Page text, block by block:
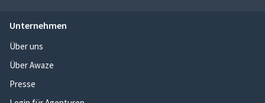
Unternehmen
Über uns
Über Awaze
Presse